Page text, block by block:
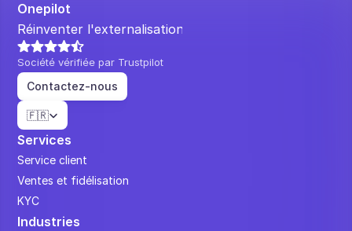
Onepilot
Réinventer l'externalisation.
Société vérifiée par Trustpilot
Contactez-nous
Select Language
🇫🇷
Services
Service client
Ventes et fidélisation
KYC
Industries